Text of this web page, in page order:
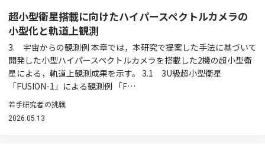
超小型衛星搭載に向けたハイパースペクトルカメラの
小型化と軌道上観測
3. 宇宙からの観測例 本章では，本研究で提案した手法に基づいて
開発した小型ハイパースペクトルカメラを搭載した2機の超小型衛
星による，軌道上観測成果を示す。 3.1 3U級超小型衛星
「FUSION-1」による観測例 「F…
若手研究者の挑戦
2026.05.13